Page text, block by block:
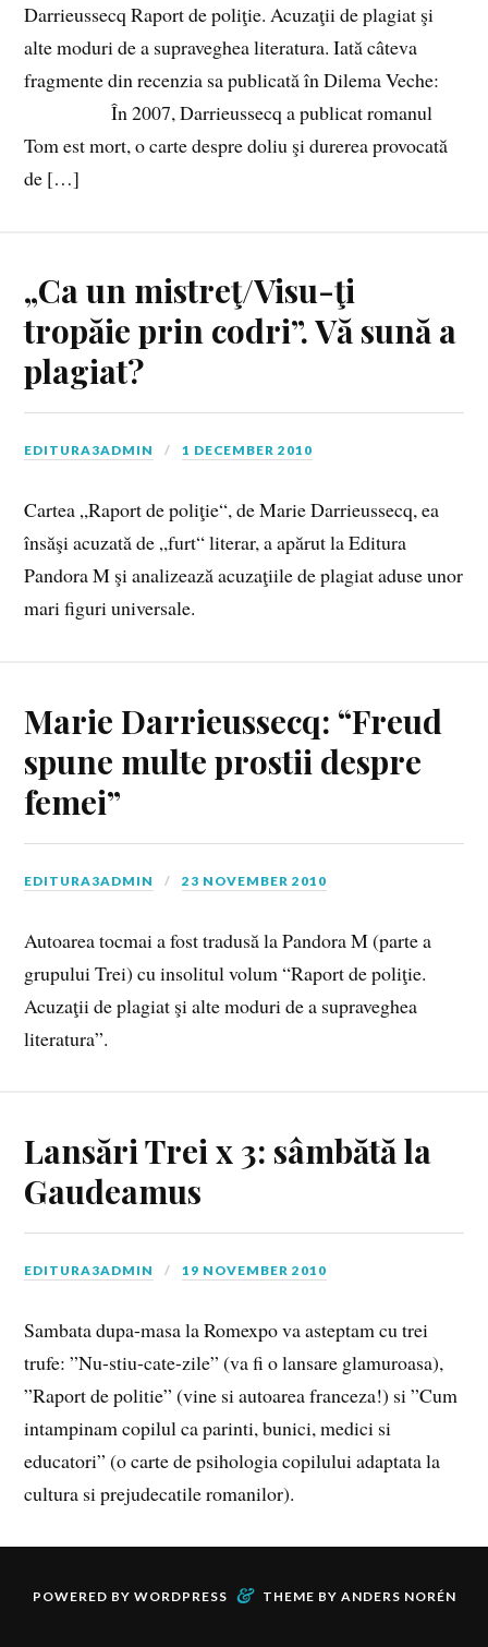
Darrieussecq Raport de poliţie. Acuzaţii de plagiat şi
alte moduri de a supraveghea literatura. Iată câteva
fragmente din recenzia sa publicată în Dilema Veche:
În 2007, Darrieussecq a publicat romanul
Tom est mort, o carte despre doliu şi durerea provocată
de […]
„Ca un mistreţ/Visu-ţi
tropăie prin codri”. Vă sună a
plagiat?
EDITURA3ADMIN 1 DECEMBER 2010
Cartea „Raport de poliţie“, de Marie Darrieussecq, ea
însăşi acuzată de „furt“ literar, a apărut la Editura
Pandora M şi analizează acuzaţiile de plagiat aduse unor
mari figuri universale.
Marie Darrieussecq: “Freud
spune multe prostii despre
femei”
EDITURA3ADMIN 23 NOVEMBER 2010
Autoarea tocmai a fost tradusă la Pandora M (parte a
grupului Trei) cu insolitul volum “Raport de poliţie.
Acuzaţii de plagiat şi alte moduri de a supraveghea
literatura”.
Lansări Trei x 3: sâmbătă la
Gaudeamus
EDITURA3ADMIN 19 NOVEMBER 2010
Sambata dupa-masa la Romexpo va asteptam cu trei
trufe: ”Nu-stiu-cate-zile” (va fi o lansare glamuroasa),
”Raport de politie” (vine si autoarea franceza!) si ”Cum
intampinam copilul ca parinti, bunici, medici si
educatori” (o carte de psihologia copilului adaptata la
cultura si prejudecatile romanilor).
POWERED BY WORDPRESS & THEME BY ANDERS NORÉN